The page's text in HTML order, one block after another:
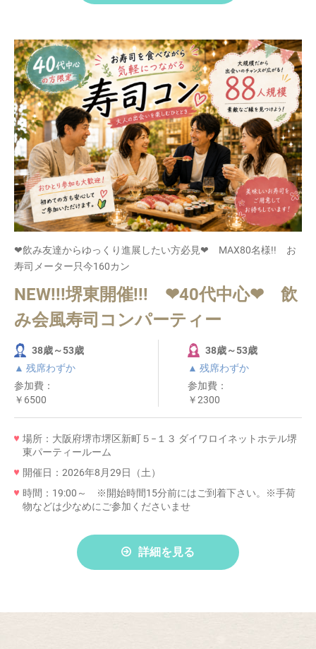
❤飲み友達からゆっくり進展したい方必見❤ MAX80名様!! お
寿司メーター只今160カン
NEW!!!堺東開催!!! ❤40代中心❤ 飲
み会風寿司コンパーティー
38歳～53歳
▲ 残席わずか
参加費：
￥6500
38歳～53歳
▲ 残席わずか
参加費：
￥2300
場所：大阪府堺市堺区新町５−１３ ダイワロイネットホテル堺
東パーティールーム
開催日：2026年8月29日（土）
時間：19:00～ ※開始時間15分前にはご到着下さい。※手荷
物などは少なめにご参加くださいませ
詳細を見る